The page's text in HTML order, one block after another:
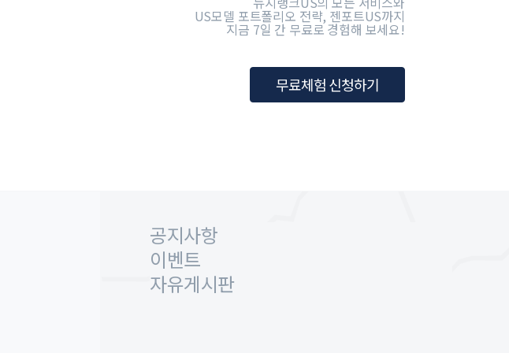
US모델 포트폴리오 전략, 젠포트US까지
지금 7일 간 무료로 경험해 보세요!
무료체험 신청하기
공지사항
이벤트
자유게시판